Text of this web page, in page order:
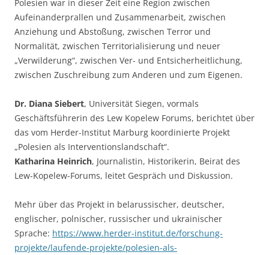
Polesien war in dieser Zeit eine Region zwischen
Aufeinanderprallen und Zusammenarbeit, zwischen
Anziehung und Abstoßung, zwischen Terror und
Normalität, zwischen Territorialisierung und neuer
„Verwilderung“, zwischen Ver- und Entsicherheitlichung,
zwischen Zuschreibung zum Anderen und zum Eigenen.
Dr. Diana Siebert, Universität Siegen, vormals
Geschäftsführerin des Lew Kopelew Forums, berichtet über
das vom Herder-Institut Marburg koordinierte Projekt
„Polesien als Interventionslandschaft“.
Katharina Heinrich, Journalistin, Historikerin, Beirat des
Lew-Kopelew-Forums, leitet Gespräch und Diskussion.
Mehr über das Projekt in belarussischer, deutscher,
englischer, polnischer, russischer und ukrainischer
Sprache: https://www.herder-institut.de/forschung-
projekte/laufende-projekte/polesien-als-